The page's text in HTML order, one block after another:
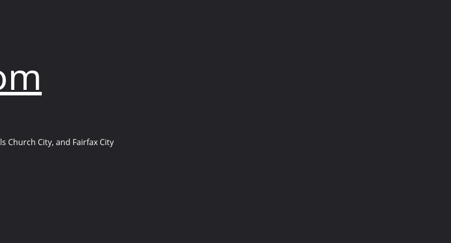
Church City, and Fairfax City